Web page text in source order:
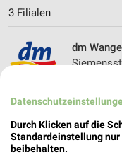
3 Filialen
dm
Heute
11,77 km
Durch Klicken auf die
Standardeinstellung
beibehalten.